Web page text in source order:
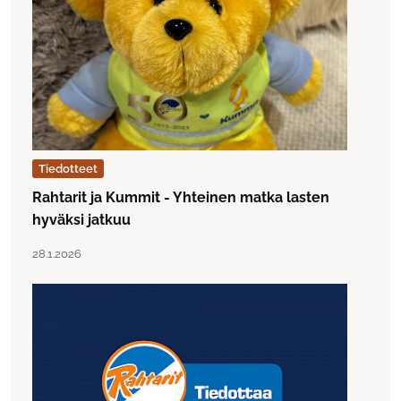
Tiedotteet
Rahtarit ja Kummit - Yhteinen matka lasten
hyväksi jatkuu
28.1.2026